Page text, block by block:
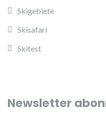
Skigebiete
Skisafari
Skitest
Newsletter